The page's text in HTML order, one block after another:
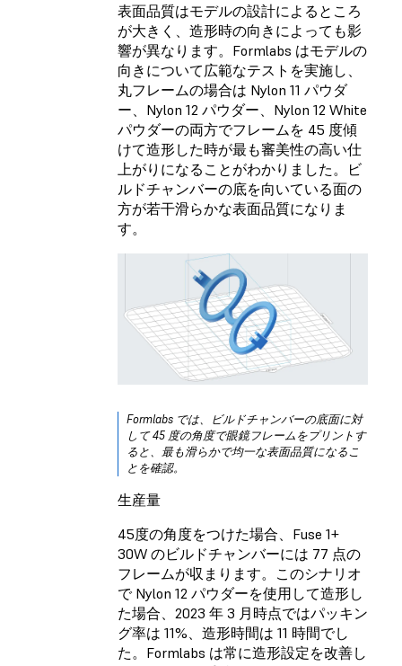
表面品質はモデルの設計によるところ
が大きく、造形時の向きによっても影
響が異なります。Formlabs はモデルの
向きについて広範なテストを実施し、
丸フレームの場合は Nylon 11 パウダ
ー、Nylon 12 パウダー、Nylon 12 White
パウダーの両方でフレームを 45 度傾
けて造形した時が最も審美性の高い仕
上がりになることがわかりました。ビ
ルドチャンバーの底を向いている面の
方が若干滑らかな表面品質になりま
す。
Formlabs では、ビルドチャンバーの底面に対
して 45 度の角度で眼鏡フレームをプリントす
ると、最も滑らかで均一な表面品質になるこ
とを確認。
生産量
45度の角度をつけた場合、Fuse 1+
30W のビルドチャンバーには 77 点の
フレームが収まります。このシナリオ
で Nylon 12 パウダーを使用して造形し
た場合、2023 年 3 月時点ではパッキン
グ率は 11%、造形時間は 11 時間でし
た。Formlabs は常に造形設定を改善し